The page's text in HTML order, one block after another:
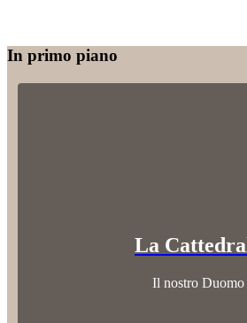
In primo piano
La
Il nostro Duomo